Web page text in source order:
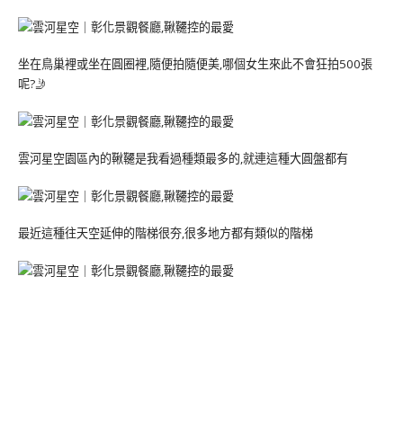
坐在鳥巢裡或坐在圓圈裡,隨便拍隨便美,哪個女生來此不會狂拍500張
呢?🤳
雲河星空園區內的鞦韆是我看過種類最多的,就連這種大圓盤都有
最近這種往天空延伸的階梯很夯,很多地方都有類似的階梯